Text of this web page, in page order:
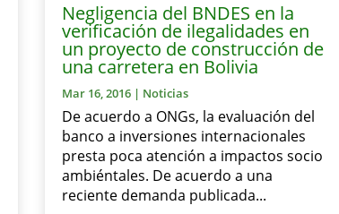
Negligencia del BNDES en la
verificación de ilegalidades en
un proyecto de construcción de
una carretera en Bolivia
Mar 16, 2016| Noticias
De acuerdo a ONGs, la evaluación del
banco a inversiones internacionales
presta poca atención a impactos socio
ambiéntales. De acuerdo a una
reciente demanda publicada...